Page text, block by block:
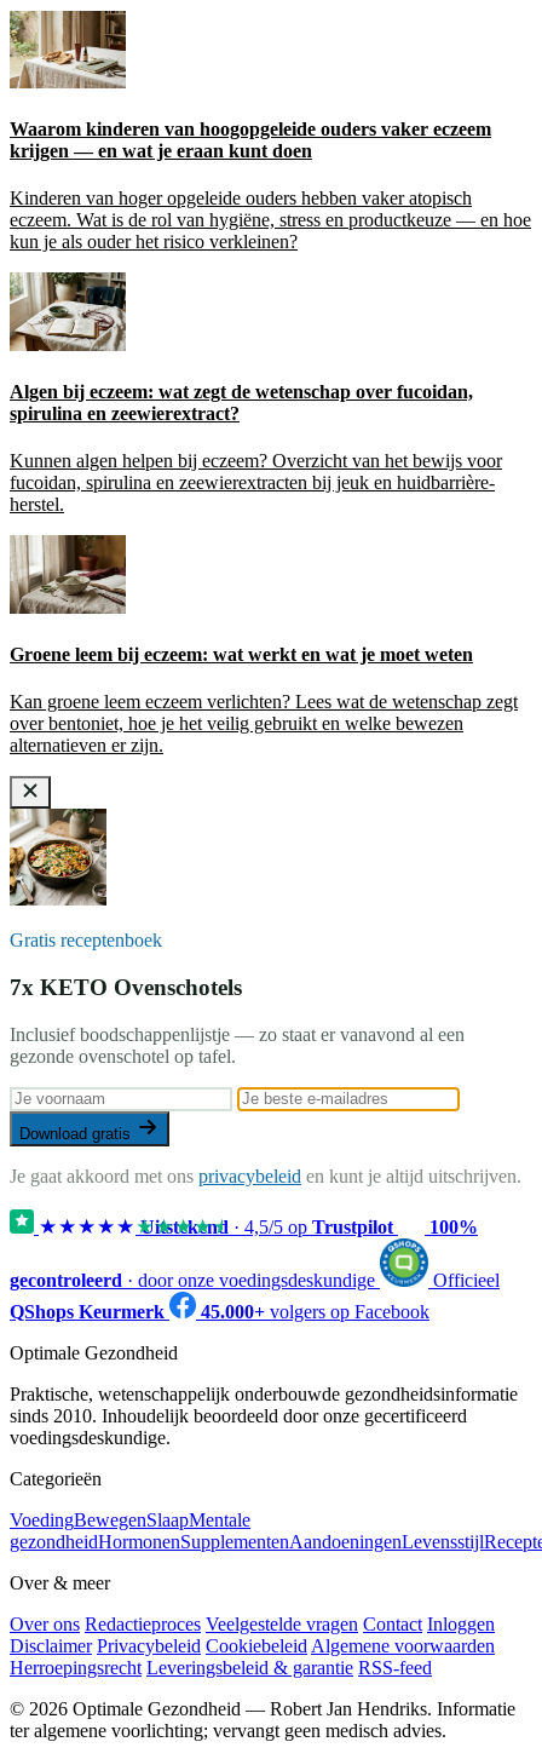
Waarom kinderen van hoogopgeleide ouders vaker eczeem
krijgen — en wat je eraan kunt doen
Kinderen van hoger opgeleide ouders hebben vaker atopisch
eczeem. Wat is de rol van hygiëne, stress en productkeuze — en hoe
kun je als ouder het risico verkleinen?
Algen bij eczeem: wat zegt de wetenschap over fucoidan,
spirulina en zeewierextract?
Kunnen algen helpen bij eczeem? Overzicht van het bewijs voor
fucoidan, spirulina en zeewierextracten bij jeuk en huidbarrière-
herstel.
Groene leem bij eczeem: wat werkt en wat je moet weten
Kan groene leem eczeem verlichten? Lees wat de wetenschap zegt
over bentoniet, hoe je het veilig gebruikt en welke bewezen
alternatieven er zijn.
Gratis receptenboek
7x KETO Ovenschotels
Inclusief boodschappenlijstje — zo staat er vanavond al een
gezonde ovenschotel op tafel.
Download gratis
Je gaat akkoord met ons privacybeleid en kunt je altijd uitschrijven.
★★★★★★★★★★
Uitstekend · 4,5/5 op Trustpilot 100%
gecontroleerd · door onze voedingsdeskundige
Officieel
QShops Keurmerk
45.000+ volgers op Facebook
Optimale Gezondheid
Praktische, wetenschappelijk onderbouwde gezondheidsinformatie
sinds 2010. Inhoudelijk beoordeeld door onze gecertificeerd
voedingsdeskundige.
Categorieën
VoedingBewegenSlaapMentale
gezondheidHormonenSupplementenAandoeningenLevensstijl
Over & meer
Over ons Redactieproces Veelgestelde vragen Contact Inloggen
Disclaimer Privacybeleid Cookiebeleid Algemene voorwaarden
Herroepingsrecht Leveringsbeleid & garantie RSS-feed
© 2026 Optimale Gezondheid — Robert Jan Hendriks. Informatie
ter algemene voorlichting; vervangt geen medisch advies.